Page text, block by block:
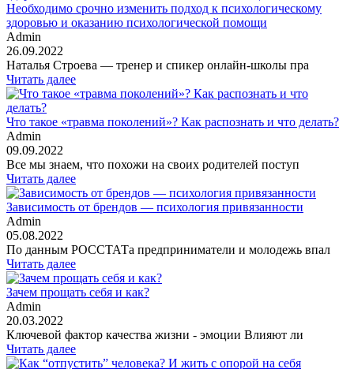
Необходимо срочно изменить подход к психологическому
здоровью и оказанию психологической помощи
Admin
26.09.2022
Наталья Строева — тренер и спикер онлайн-школы пра
Читать далее
Что такое «травма поколений»? Как распознать и что делать?
Admin
09.09.2022
Все мы знаем, что похожи на своих родителей поступ
Читать далее
Зависимость от брендов — психология привязанности
Admin
05.08.2022
По данным РОССТАТа предприниматели и молодежь впал
Читать далее
Зачем прощать себя и как?
Admin
20.03.2022
Ключевой фактор качества жизни - эмоции Влияют ли
Читать далее